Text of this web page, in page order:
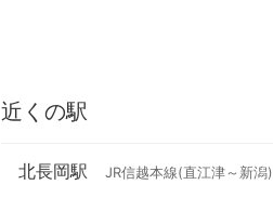
近くの駅
北長岡駅 JR信越本線(直江津～新潟)